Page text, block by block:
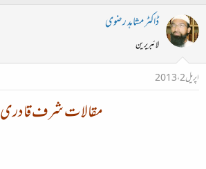
ڈاکٹر مشاہد رضوی
لائبریرین
اپریل 2، 2013
مقالات شرف قادری